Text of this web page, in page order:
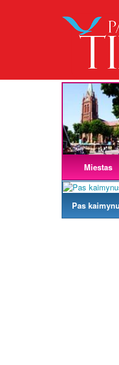
Miestas
Pas